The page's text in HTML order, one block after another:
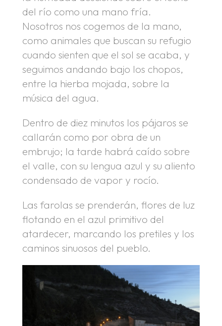
del río como una mano fría.
Nosotros nos cogemos de la mano,
como animales que buscan su refugio
cuando sienten que el sol se acaba, y
seguimos andando bajo los chopos,
entre la hierba mojada, sobre la
música del agua.
Dentro de diez minutos los pájaros se
callarán como por obra de un
embrujo; la tarde habrá caído sobre
el valle, con su lengua azul y su aliento
condensado de vapor y rocío.
Las farolas se prenderán, flores de luz
flotando en el azul primitivo del
atardecer, marcando los pretiles y los
caminos sinuosos del pueblo.